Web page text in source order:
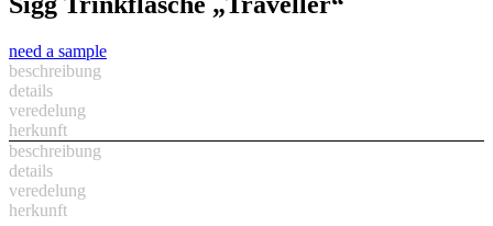
need a sample
beschreibung
details
veredelung
herkunft
beschreibung
details
veredelung
herkunft